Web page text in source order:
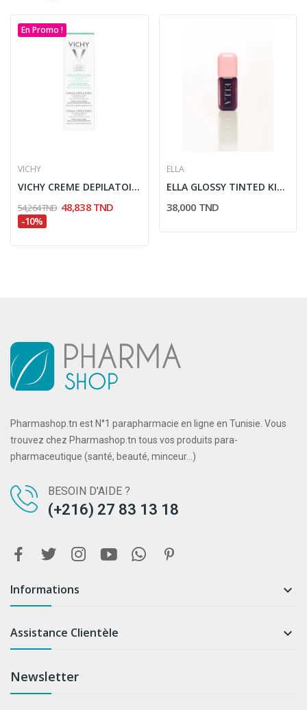
En Promo !
VICHY
VICHY CREME DEPILATOIRE DERMO TOLERANCE 150ML
54,264 TND 48,838 TND
-10%
ELLA
ELLA GLOSSY TINTED KISS HUILE GLOSS & SOIN...
38,000 TND
Pharmashop.tn est N°1 parapharmacie en ligne en Tunisie. Vous
trouvez chez Pharmashop.tn tous vos produits para-
pharmaceutique (santé, beauté, minceur...)
BESOIN D'AIDE ?
(+216) 27 83 13 18
Informations 
Assistance Clientèle 
Newsletter